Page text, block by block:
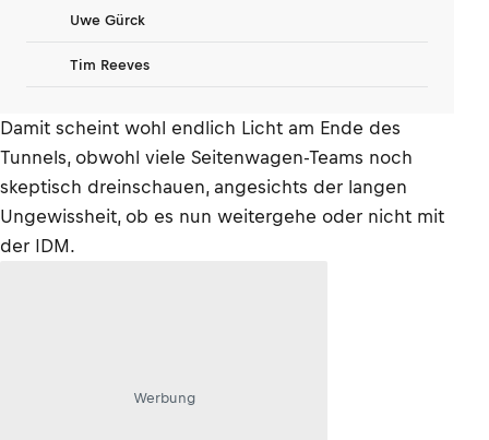
Uwe Gürck
Tim Reeves
Damit scheint wohl endlich Licht am Ende des
Tunnels, obwohl viele Seitenwagen-Teams noch
skeptisch dreinschauen, angesichts der langen
Ungewissheit, ob es nun weitergehe oder nicht mit
der IDM.
Werbung